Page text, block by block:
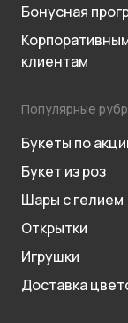
Бонусная
клиентам
Популярные
Букеты по
Букет из роз
Шары с гелием
Открытки
Игрушки
Доставка